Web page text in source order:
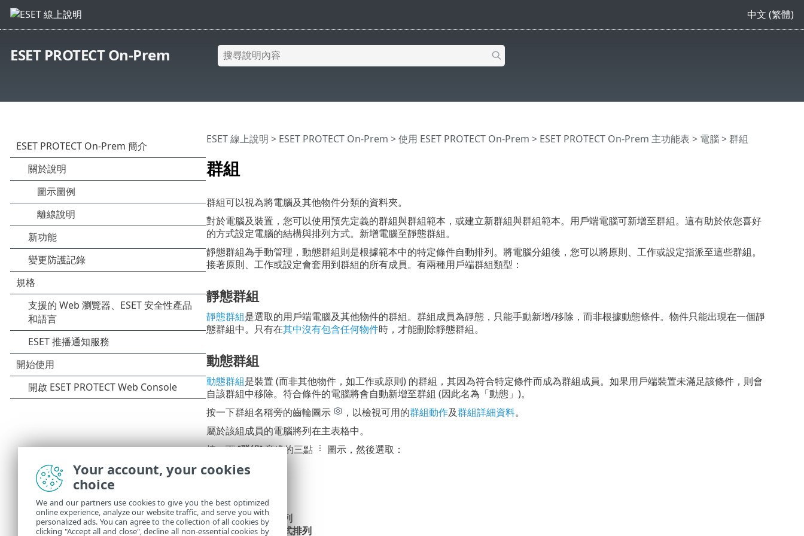
中文 (繁體)
ESET PROTECT On-Prem
群組
ESET 線上說明 > ESET PROTECT On-Prem >使用 ESET PROTECT On-Prem > ESET PROTECT On-Prem 主功能表 > 電腦 > 群組
群組可以視為將電腦及其他物件分類的資料夾。
對於電腦及裝置，您可以使用預先定義的群組與群組範本，或建立新群組與群組範本。用戶端電腦可新增至群組。這有助於依您喜好
的方式設定電腦的結構與排列方式。新增電腦至靜態群組。
靜態群組為手動管理，動態群組則是根據範本中的特定條件自動排列。將電腦分組後，您可以將原則、工作或設定指派至這些群組。
接著原則、工作或設定會套用到群組的所有成員。有兩種用戶端群組類型：
靜態群組
靜態群組是選取的用戶端電腦及其他物件的群組。群組成員為靜態，只能手動新增/移除，而非根據動態條件。物件只能出現在一個靜
態群組中。只有在其中沒有包含任何物件時，才能刪除靜態群組。
動態群組
動態群組是裝置 (而非其他物件，如工作或原則) 的群組，其因為符合特定條件而成為群組成員。如果用戶端裝置未滿足該條件，則會
自該群組中移除。符合條件的電腦將會自動新增至群組 (因此名為「動態」)。
按一下群組名稱旁的齒輪圖示
，以檢視可用的群組動作及群組詳細資料。
屬於該組成員的電腦將列在主表格中。
按一下[群組]旁邊的三點
圖示，然後選取：
群組
動態群組排序
• 按字母順序排列
• 按原則應用程式排列
Your account, your cookies
choice
We and our partners use cookies to give you the best optimized
online experience, analyze our website traffic, and serve you with
personalized ads. You can agree to the collection of all cookies by
clicking "Accept all and close", decline all non-essential cookies by